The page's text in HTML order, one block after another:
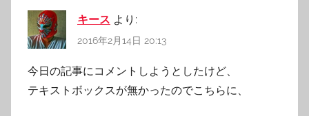
キース より:
2016年2月14日 20:13
今日の記事にコメントしようとしたけど、
テキストボックスが無かったのでこちらに、